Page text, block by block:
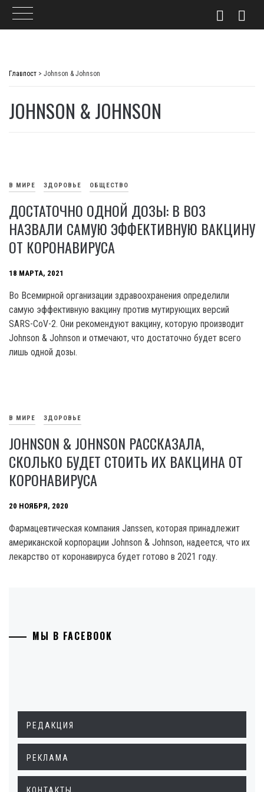
Главпост > Johnson & Johnson
JOHNSON & JOHNSON
В МИРЕ ЗДОРОВЬЕ ОБЩЕСТВО
ДОСТАТОЧНО ОДНОЙ ДОЗЫ: В ВОЗ
НАЗВАЛИ САМУЮ ЭФФЕКТИВНУЮ ВАКЦИНУ
ОТ КОРОНАВИРУСА
18 МАРТА, 2021
Во Всемирной организации здравоохранения определили
самую эффективную вакцину против мутирующих версий
SARS-CoV-2. Они рекомендуют вакцину, которую производит
Johnson & Johnson и отмечают, что достаточно будет всего
лишь одной дозы.
В МИРЕ ЗДОРОВЬЕ
JOHNSON & JOHNSON РАССКАЗАЛА,
СКОЛЬКО БУДЕТ СТОИТЬ ИХ ВАКЦИНА ОТ
КОРОНАВИРУСА
20 НОЯБРЯ, 2020
Фармацевтическая компания Janssen, которая принадлежит
американской корпорации Johnson & Johnson, надеется, что их
лекарство от коронавируса будет готово в 2021 году.
МЫ В FACEBOOK
РЕДАКЦИЯ
РЕКЛАМА